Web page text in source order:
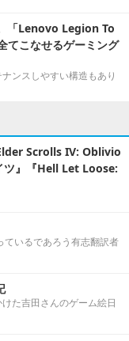
「Lenovo Legion To
こなせるゲーミング
ンスしやすい構造もあり
Scrolls IV: Oblivio
ツ』『Hell Let Loose:
ているであろう有志翻訳者
た吉田さんのゲーム絵日